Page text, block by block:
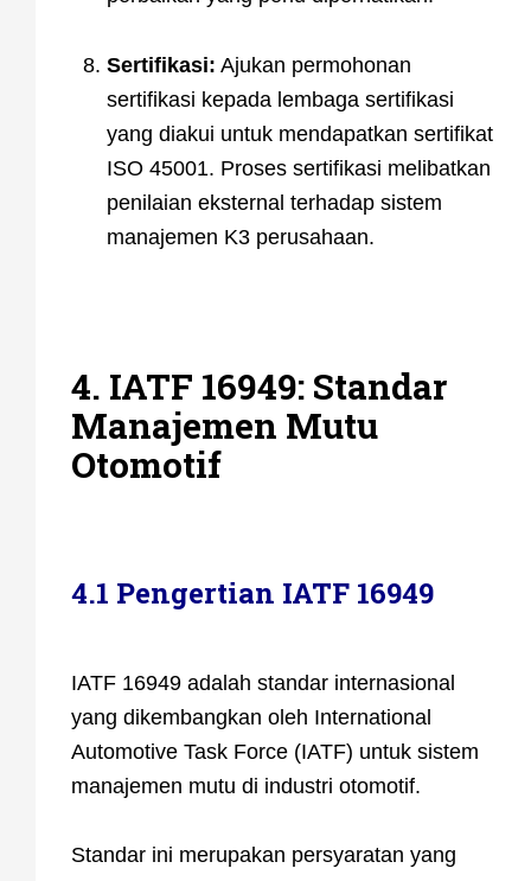
Sertifikasi: Ajukan permohonan
sertifikasi kepada lembaga sertifikasi
yang diakui untuk mendapatkan sertifikat
ISO 45001. Proses sertifikasi melibatkan
penilaian eksternal terhadap sistem
manajemen K3 perusahaan.
4. IATF 16949: Standar
Manajemen Mutu
Otomotif
4.1 Pengertian IATF 16949
IATF 16949 adalah standar internasional
yang dikembangkan oleh International
Automotive Task Force (IATF) untuk sistem
manajemen mutu di industri otomotif.
Standar ini merupakan persyaratan yang